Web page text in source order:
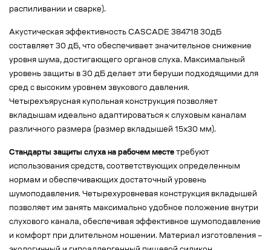
распиливании и сварке).
Акустическая эффективность CASCADE 384718 30дБ
составляет 30 дБ, что обеспечивает значительное снижение
уровня шума, достигающего органов слуха. Максимальный
уровень защиты в 30 дБ делает эти беруши подходящими для
сред с высоким уровнем звукового давления.
Четырехъярусная купольная конструкция позволяет
вкладышам идеально адаптироваться к слуховым каналам
различного размера (размер вкладышей 15х30 мм).
Стандарты защиты слуха на рабочем месте требуют
использования средств, соответствующих определенным
нормам и обеспечивающих достаточный уровень
шумоподавления. Четырехуровневая конструкция вкладышей
позволяет им занять максимально удобное положение внутри
слухового канала, обеспечивая эффективное шумоподавление
и комфорт при длительном ношении. Материал изготовления –